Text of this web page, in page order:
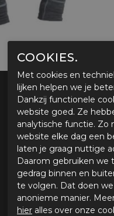
COOKIES.
Met cookies en
lijken helpen we je
Dankzij functionele
website goed. Ze
analytische functie. Zo
website elke dag een
laten je graag nuttige
Daarom gebruiken we
gedrag binnen en
te volgen. Dat doen
anonieme manier.
hier alles over onze